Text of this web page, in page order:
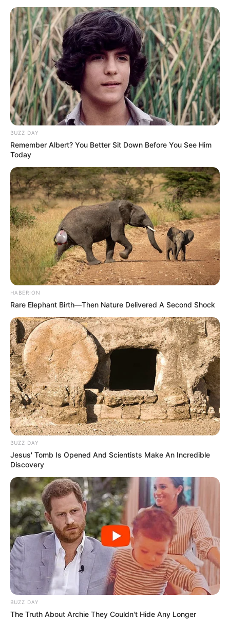
LIHAT ARTIKEL LAINNYA
Laras Kinanda Nyimas Ratu Rafa
Shenina Cinnamon Megan Domani
Beby Tsabina Salshabilla Adriani
TULIS KOMENTAR
Alamat email Anda tidak akan dipublikasikan. Ruas yang wajib ditandai
BUZZ DAY
Remember Albert? You Better Sit Down Before You See Him
Today
HABERION
Rare Elephant Birth—Then Nature Delivered A Second Shock
BUZZ DAY
Jesus' Tomb Is Opened And Scientists Make An Incredible
Discovery
BUZZ DAY
The Truth About Archie They Couldn't Hide Any Longer